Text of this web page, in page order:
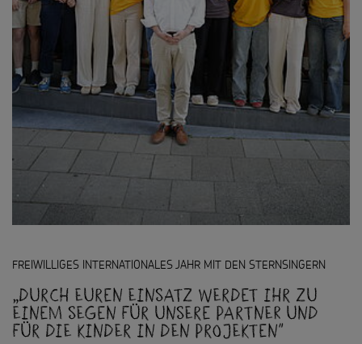
FREIWILLIGES INTERNATIONALES JAHR MIT DEN STERNSINGERN
„Durch euren Einsatz werdet ihr zu
einem Segen für unsere Partner und
für die Kinder in den Projekten"